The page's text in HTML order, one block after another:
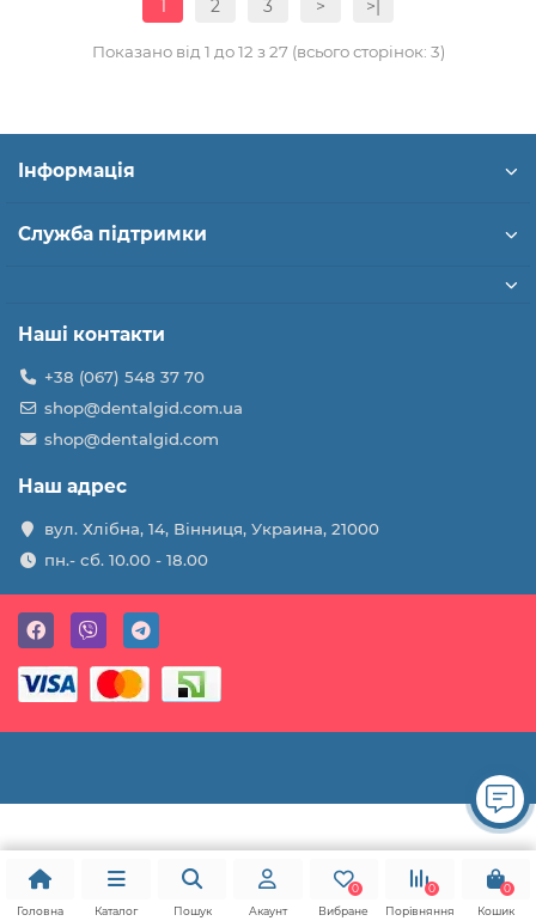
1 2 3 > >|
Показано від 1 до 12 з 27 (всього сторінок: 3)
Інформація
Служба підтримки
Наші контакти
+38 (067) 548 37 70
shop@dentalgid.com.ua
shop@dentalgid.com
Наш адрес
вул. Хлібна, 14, Вінниця, Украина, 21000
пн.- сб. 10.00 - 18.00
Головна Каталог Пошук Акаунт
0
Вибране
0
Порівняння
0
Кошик